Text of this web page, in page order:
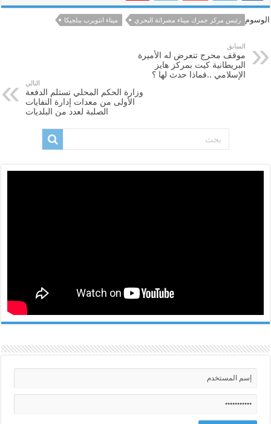
الوسوم رئيس مركز جمرك ميناء مصراتة البحري ميناء انتويرب ببلجيكا
السابق
موقف محرج تتعرض له الأميرة
البريطانية كيت بمركز هايز
الإسلامي ..فماذا حدث لها ؟
التالي
وزارة الحكم المحلي تستلم الدفعة
الأولى من معدات إدارة النفايات
الصلبة لعدد من البلديات